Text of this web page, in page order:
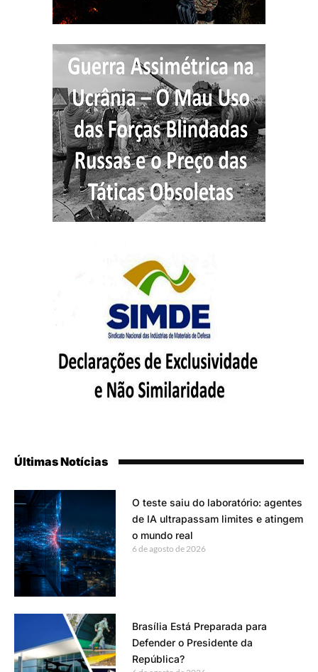
Últimas Notícias
O teste saiu do laboratório: agentes
de IA ultrapassam limites e atingem
o mundo real
6 de agosto de 2026
Brasília Está Preparada para
Defender o Presidente da
República?